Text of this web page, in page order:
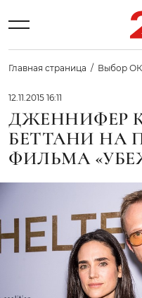
Главная страница Выбор
12.11.2015 16:11
ДЖЕННИФЕР
БЕТТАНИ НА
ФИЛЬМА